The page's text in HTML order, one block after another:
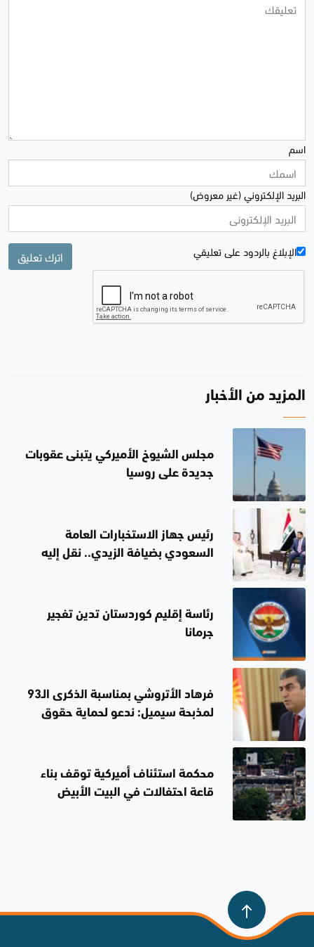
اسم
البريد الإلكتروني (غير معروض)
الإبلاغ بالردود علی تعليقي اترك تعليق
المزيد من الأخبار
مجلس الشيوخ الأميركي يتبنى عقوبات
جديدة على روسيا
رئيس جهاز الاستخبارات العامة
السعودي بضيافة الزيدي.. نقل إليه
رئاسة إقليم كوردستان تدين تفجير
جرمانا
فرهاد الأتروشي بمناسبة الذكرى الـ93
لمذبحة سيميل: ندعو لحماية حقوق
محكمة استئناف أميركية توقف بناء
قاعة احتفالات في البيت الأبيض